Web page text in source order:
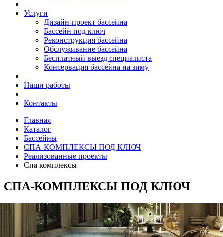
Услуги+
Дизайн-проект бассейна
Бассейн под ключ
Реконструкция бассейна
Обслуживание бассейна
Бесплатный выезд специалиста
Консервация бассейна на зиму
Наши работы
Контакты
Главная
Каталог
Бассейны
СПА-КОМПЛЕКСЫ ПОД КЛЮЧ
Реализованные проекты
Спа комплексы
СПА-КОМПЛЕКСЫ ПОД КЛЮЧ